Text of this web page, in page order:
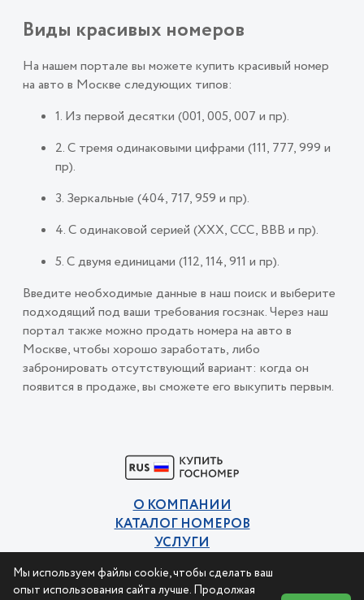
Виды красивых номеров
На нашем портале вы можете купить красивый номер
на авто в Москве следующих типов:
1. Из первой десятки (001, 005, 007 и пр).
2. С тремя одинаковыми цифрами (111, 777, 999 и
пр).
3. Зеркальные (404, 717, 959 и пр).
4. С одинаковой серией (ХХХ, ССС, ВВВ и пр).
5. С двумя единицами (112, 114, 911 и пр).
Введите необходимые данные в наш поиск и выберите
подходящий под ваши требования госзнак. Через наш
портал также можно продать номера на авто в
Москве, чтобы хорошо заработать, либо
забронировать отсутствующий вариант: когда он
появится в продаже, вы сможете его выкупить первым.
Мы используем файлы cookie, чтобы сделать ваш
опыт использования сайта лучше. Продолжая
О КОМПАНИИ
КАТАЛОГ НОМЕРОВ
УСЛУГИ
Политика конфиденциальности